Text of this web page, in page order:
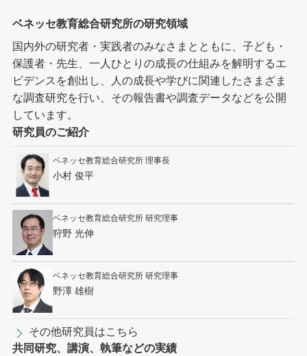
ベネッセ教育総合研究所の研究領域
国内外の研究者・実践者のみなさまとともに、子ども・
保護者・先生、一人ひとりの成長の仕組みを解明するエ
ビデンスを創出し、人の成長や学びに関連したさまざま
な調査研究を行い、その報告書や調査データなどを公開
しています。
研究員のご紹介
ベネッセ教育総合研究所 理事長
小村 俊平
ベネッセ教育総合研究所 研究理事
狩野 光伸
ベネッセ教育総合研究所 研究理事
野澤 雄樹
その他研究員はこちら
共同研究、講演、執筆などの実績